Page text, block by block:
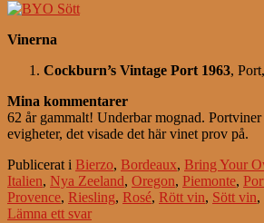
Vinerna
Cockburn’s Vintage Port 1963,
Mina kommentarer
62 år gammalt! Underbar mognad.
evigheter, det visade det här vinet prov på.
Publicerat i Bierzo, Bordeaux, Bring Your
Italien, Nya Zeeland, Oregon, Piemonte,
Provence, Riesling, Rosé, Rött vin, Sött vin,
Lämna ett svar